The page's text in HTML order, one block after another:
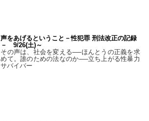
声をあげるということ－性犯罪 刑法改正の記録
－ 9/26(土)～
その声は、社会を変える──ほんとうの正義を求
めて。誰のための法なのか──立ち上がる性暴力
サバイバー